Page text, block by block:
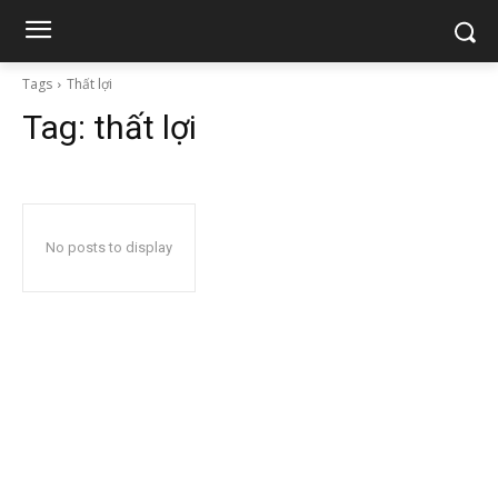
Tags Thất lợi
Tag: thất lợi
No posts to display